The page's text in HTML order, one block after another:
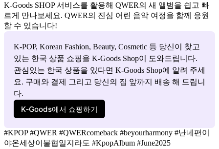
K-Goods SHOP 서비스를 활용해 QWER의 새 앨범을 쉽고 빠
르게 만나보세요. QWER의 진심 어린 음악 여정을 함께 응원
할 수 있습니다!
K-POP, Korean Fashion, Beauty, Cosmetic 등 당신이 찾고
있는 한국 상품 쇼핑을 K-Goods Shop이 도와드립니다.
관심있는 한국 상품을 있다면 K-Goods Shop에 알려 주세
요. 구매와 결제 그리고 당신의 집 앞까지 배송 해 드립니
다.
K‑Goods에서 쇼핑하기
#KPOP #QWER #QWERcomeback #beyourharmony #난네편이
야온세상이불협일지라도 #KpopAlbum #June2025